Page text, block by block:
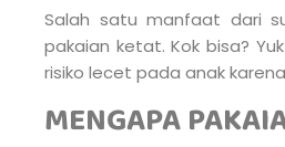
Salah satu manfaat dari
pakaian ketat. Kok bisa?
risiko lecet pada anak
MENGAPA